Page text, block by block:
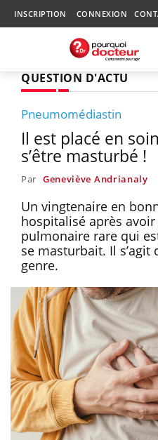
INSCRIPTION CONNEXION
QUESTION D'ACTU
Pneumomédiastin
Il est placé en
s’être masturbé !
Par Geneviève Andrianaly
Un vingtenaire en
hospitalisé après
pulmonaire rare qui
se masturbait. Il
genre.